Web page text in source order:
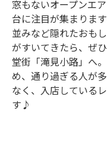
窓もないオープンエ
台に注目が集まりま
並みなど隠れたおも
がすいてきたら、ぜ
堂街「滝見小路」へ
め、通り過ぎる人が
なく、入店している
す♪